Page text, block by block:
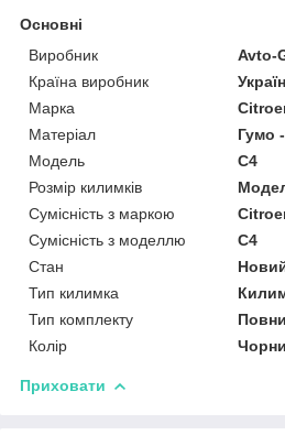
Основні
Виробник
Avto-
Країна виробник
Марка
Матеріал
Гумо
Модель
C4
Розмір килимків
Сумісність з маркою
Сумісність з моделлю
C4
Стан
Тип килимка
Тип комплекту
Колір
Приховати